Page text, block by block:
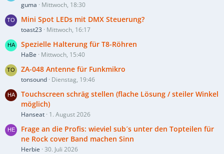
guma Mittwoch, 18:30
Mini Spot LEDs mit DMX Steuerung?
toast23 Mittwoch, 16:17
Spezielle Halterung für T8-Röhren
HaBe Mittwoch, 15:40
ZA-048 Antenne für Funkmikro
tonsound Dienstag, 19:46
Touchscreen schräg stellen (flache Lösung / steiler Winkel
möglich)
Hanseat 1. August 2026
Frage an die Profis: wieviel sub´s unter den Topteilen für
ne Rock cover Band machen Sinn
Herbie 30. Juli 2026